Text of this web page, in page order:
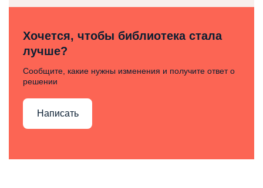
Хочется, чтобы библиотека стала
лучше?
Сообщите, какие нужны изменения и получите ответ о
решении
Написать